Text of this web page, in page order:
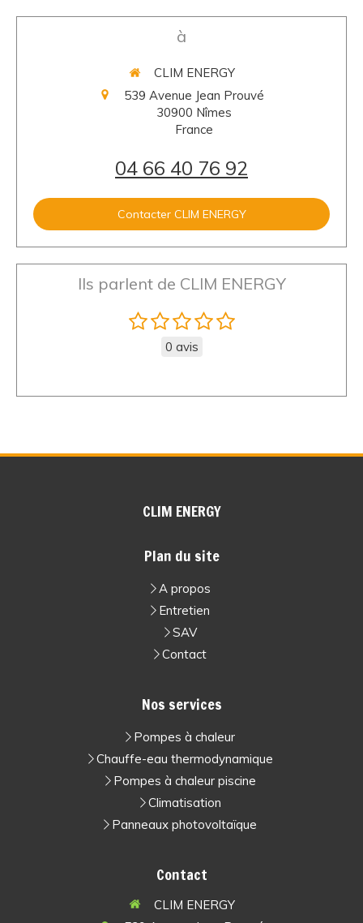
à
CLIM ENERGY
539 Avenue Jean Prouvé
30900 Nîmes
France
04 66 40 76 92
Contacter CLIM ENERGY
Ils parlent de CLIM ENERGY
0 avis
CLIM ENERGY
Plan du site
A propos
Entretien
SAV
Contact
Nos services
Pompes à chaleur
Chauffe-eau thermodynamique
Pompes à chaleur piscine
Climatisation
Panneaux photovoltaïque
Contact
CLIM ENERGY